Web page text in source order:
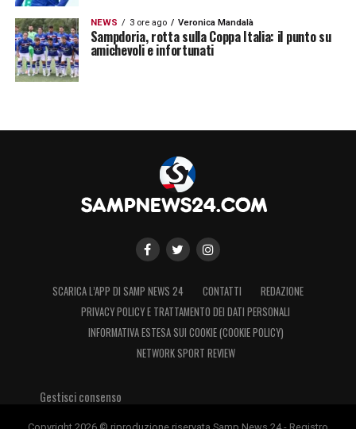
NEWS 3 ore ago Veronica Mandalà
Sampdoria, rotta sulla Coppa Italia: il punto su
amichevoli e infortunati
SCARICA L’APP DI SAMP NEWS 24 CONTATTI
REDAZIONE
PRIVACY POLICY E TRATTAMENTO DEI DATI PERSONALI
INFORMATIVA ESTESA SUI COOKIE (COOKIE POLICY)
NETWORK SPORT REVIEW
Gestisci consenso